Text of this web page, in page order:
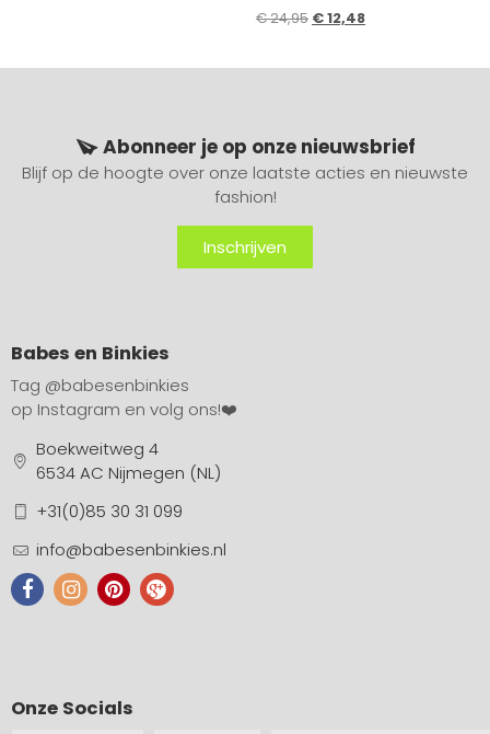
€24,95 €12,48
Abonneer je op onze nieuwsbrief
Blijf op de hoogte over onze laatste acties en nieuwste
fashion!
Inschrijven
Babes en Binkies
Tag @babesenbinkies
op Instagram en volg ons!❤️
Boekweitweg 4
6534 AC Nijmegen (NL)
+31(0)85 30 31 099
info@babesenbinkies.nl
Onze Socials